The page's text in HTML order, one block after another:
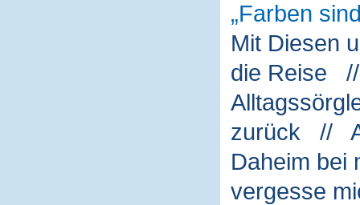
Farben
Mit Diesen
die Reise
zurück //
Daheim
vergesse